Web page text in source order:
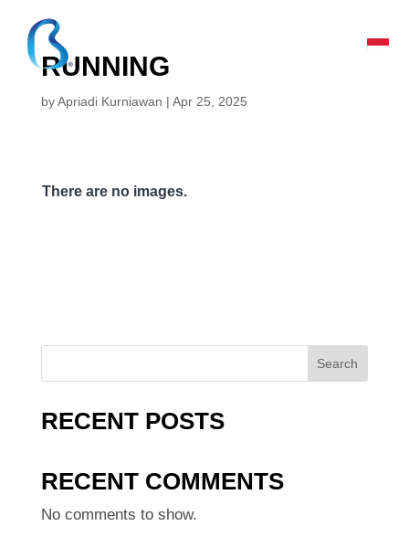
RUNNING
byApriadi Kurniawan | Apr 25, 2025
There are no images.
Search
RECENT POSTS
RECENT COMMENTS
No comments to show.